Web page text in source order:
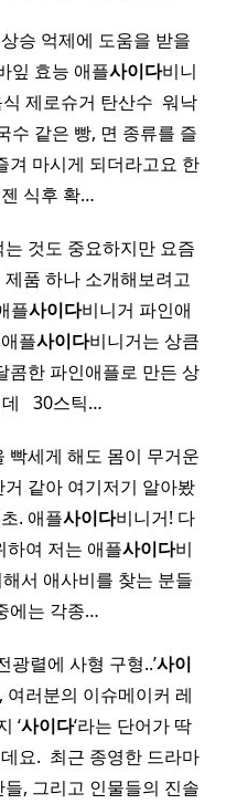
승 억제에 도움을 받을
잎 효능 애플사이다비니
제로슈거 탄산수 ​ 워낙
수 같은 빵, 면 종류를 즐
겨 마시게 되더라고요 한
식후 확…
것도 중요하지만 요즘
품 하나 소개해보려고
플사이다비니거 파인애
플사이다비니거는 상큼
콤한 파인애플로 만든 상
30스틱…
빡세게 해도 몸이 무거운
같아 여기저기 알아봤
. 애플사이다비니거! 다
하여 저는 애플사이다비
서 애사비를 찾는 분들
에는 각종…
광렬에 사형 구형..’사이
러분의 이슈메이커 레
‘사이다‘라는 단어가 딱
요. ​ 최근 종영한 드라마
, 그리고 인물들의 진솔